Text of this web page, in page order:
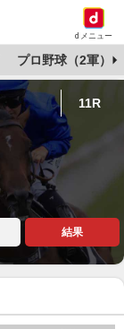
dメニュー
プロ野球（2軍）
11R
結果